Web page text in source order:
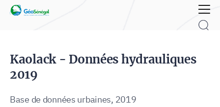
Rechercher :
Kaolack - Données hydrauliques
2019
Base de données urbaines, 2019